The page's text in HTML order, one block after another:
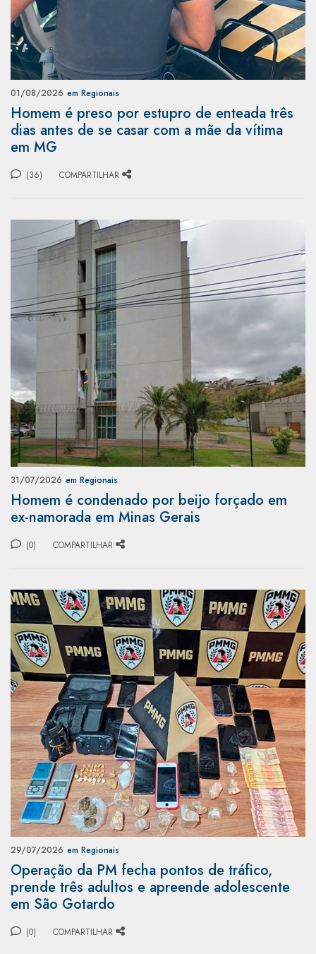
01/08/2026 em Regionais
Homem é preso por estupro de enteada três
dias antes de se casar com a mãe da vítima
em MG
(36) COMPARTILHAR
31/07/2026 em Regionais
Homem é condenado por beijo forçado em
ex-namorada em Minas Gerais
(0) COMPARTILHAR
29/07/2026 em Regionais
Operação da PM fecha pontos de tráfico,
prende três adultos e apreende adolescente
em São Gotardo
(0) COMPARTILHAR